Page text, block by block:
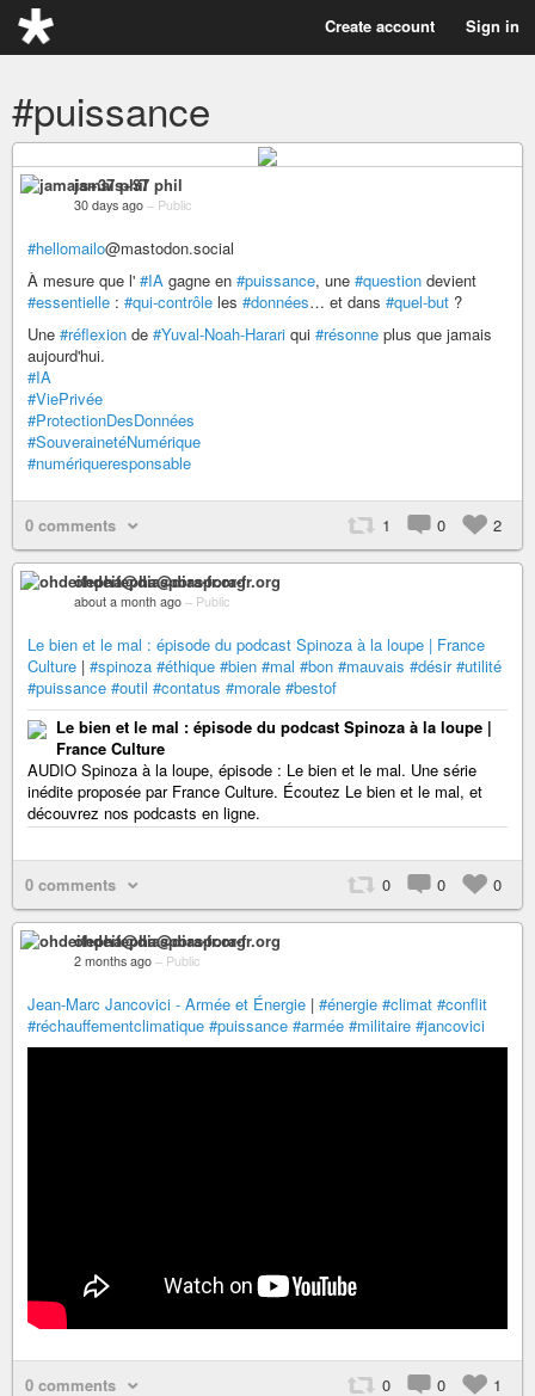
Create account Sign in
#puissance
jamais+37 phil
30 days ago – Public
#hellomailo@mastodon.social
À mesure que l' #IA gagne en #puissance, une #question devient
#essentielle : #qui-contrôle les #données… et dans #quel-but ?
Une #réflexion de #Yuval-Noah-Harari qui #résonne plus que jamais
aujourd'hui.
#IA
#ViePrivée
#ProtectionDesDonnées
#SouverainetéNumérique
#numériqueresponsable
0 comments 1 0 2
ohdeifepha@diaspora-fr.org
about a month ago – Public
Le bien et le mal : épisode du podcast Spinoza à la loupe | France
Culture | #spinoza #éthique #bien #mal #bon #mauvais #désir #utilité
#puissance #outil #contatus #morale #bestof
Le bien et le mal : épisode du podcast Spinoza à la loupe |
France Culture
AUDIO Spinoza à la loupe, épisode : Le bien et le mal. Une série
inédite proposée par France Culture. Écoutez Le bien et le mal, et
découvrez nos podcasts en ligne.
0 comments 0 0 0
ohdeifepha@diaspora-fr.org
2 months ago – Public
Jean-Marc Jancovici - Armée et Énergie | #énergie #climat #conflit
#réchauffementclimatique #puissance #armée #militaire #jancovici
0 comments 0 0 1